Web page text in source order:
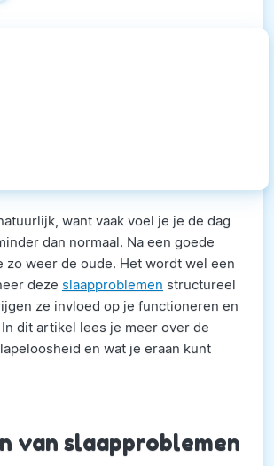
want vaak voel je je de dag
dan normaal. Na een goede
zo weer de oude. Het wordt wel een
deze slaapproblemen structureel
ze invloed op je functioneren en
dit artikel lees je meer over de
en wat je eraan kunt
van slaapproblemen